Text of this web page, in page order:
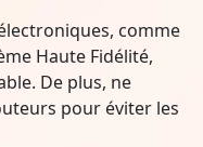
comme
Haute Fidélité,
De plus, ne
pour éviter les